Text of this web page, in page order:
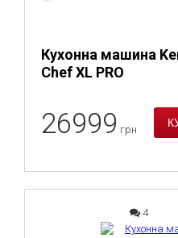
Кухонна машина
Chef XL PRO
26999 грн
4